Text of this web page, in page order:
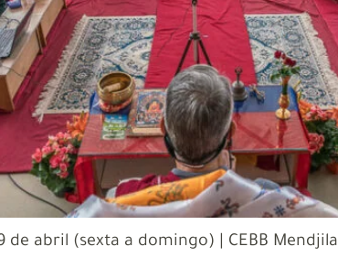
de abril (sexta a domingo) | CEBB Mendjila